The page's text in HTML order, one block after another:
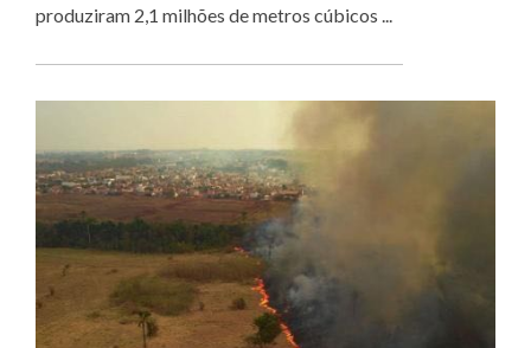
produziram 2,1 milhões de metros cúbicos ...